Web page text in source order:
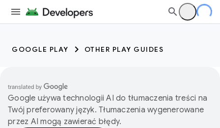
GOOGLE PLAY OTHER PLAY GUIDES
Google używa technologii AI do tłumaczenia treści na
Twój preferowany język. Tłumaczenia wygenerowane
przez AI mogą zawierać błędy.